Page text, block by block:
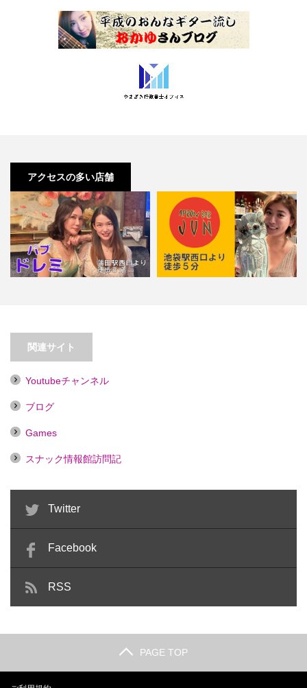
アクセスの多い店舗
【蒲田】パブ ドレミ
関連サイト
Youtubeチャンネル
ブログ
Games
スナック情報館訪問記
Twitter
Facebook
RSS
PAGE TOP